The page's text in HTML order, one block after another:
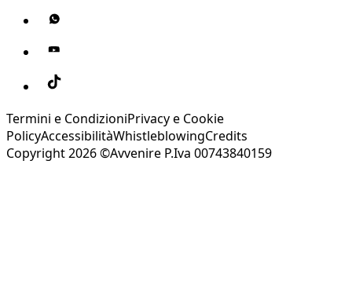
Termini e CondizioniPrivacy e Cookie
PolicyAccessibilitàWhistleblowingCredits
Copyright 2026 ©Avvenire P.Iva 00743840159